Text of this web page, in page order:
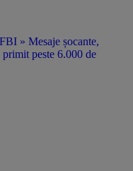
» Mesaje șocante,
peste 6.000 de